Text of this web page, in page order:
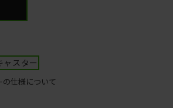
ャスター
の仕様について